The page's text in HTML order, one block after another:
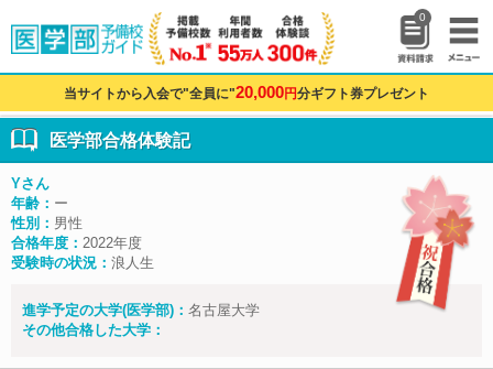
0
当サイトから入会で"全員に"20,000円分ギフト券プレゼント
医学部合格体験記
Yさん
年齢： ー
性別： 男性
合格年度： 2022年度
受験時の状況： 浪人生
進学予定の大学(医学部)： 名古屋大学
その他合格した大学：